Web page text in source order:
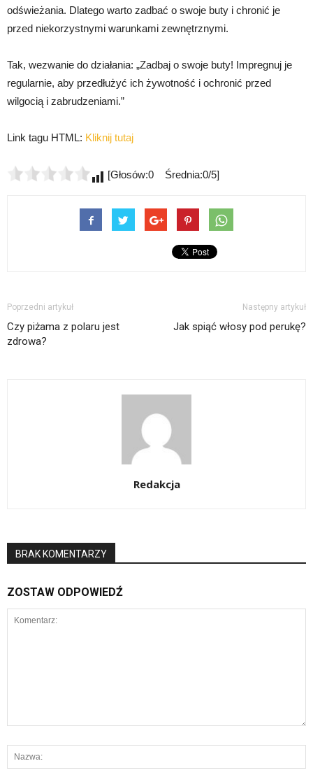
odświeżania. Dlatego warto zadbać o swoje buty i chronić je
przed niekorzystnymi warunkami zewnętrznymi.
Tak, wezwanie do działania: „Zadbaj o swoje buty! Impregnuj je
regularnie, aby przedłużyć ich żywotność i ochronić przed
wilgocią i zabrudzeniami.”
Link tagu HTML: Kliknij tutaj
[Głosów:0 Średnia:0/5]
Poprzedni artykuł
Czy piżama z polaru jest
zdrowa?
Następny artykuł
Jak spiąć włosy pod perukę?
Redakcja
BRAK KOMENTARZY
ZOSTAW ODPOWIEDŹ